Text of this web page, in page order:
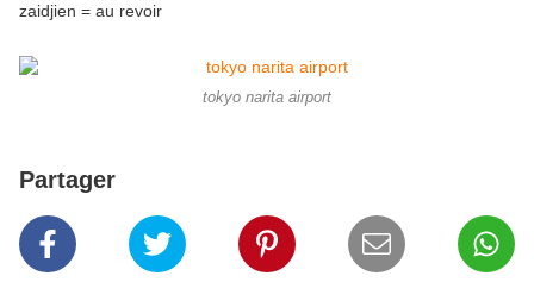
zaidjien = au revoir
tokyo narita airport
Partager